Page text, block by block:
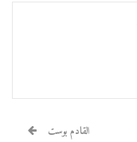
القادم بوست